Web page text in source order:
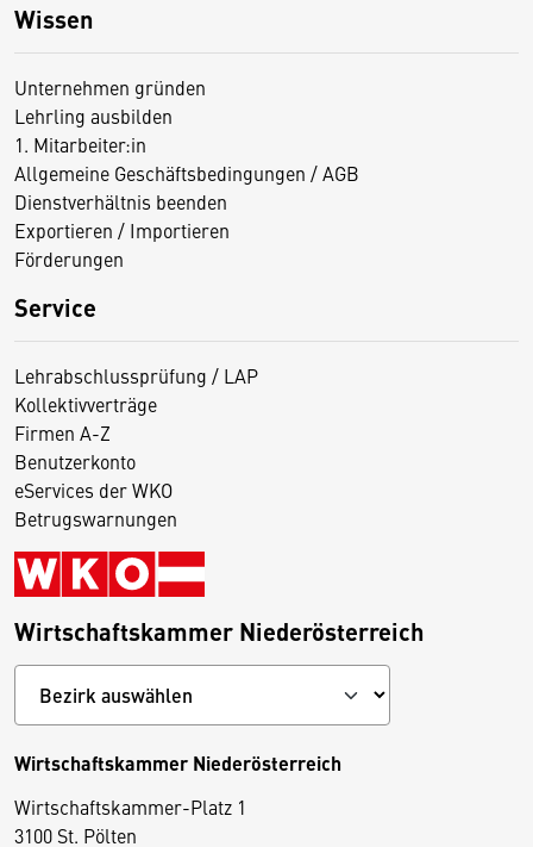
Wissen
Unternehmen gründen
Lehrling ausbilden
1. Mitarbeiter:in
Allgemeine Geschäftsbedingungen / AGB
Dienstverhältnis beenden
Exportieren / Importieren
Förderungen
Service
Lehrabschlussprüfung / LAP
Kollektivverträge
Firmen A-Z
Benutzerkonto
eServices der WKO
Betrugswarnungen
Wirtschaftskammer Niederösterreich
Wirtschaftskammer Niederösterreich
Wirtschaftskammer-Platz 1
3100 St. Pölten
D